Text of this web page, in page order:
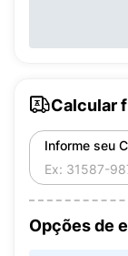
Calcular
Informe seu
Opções de